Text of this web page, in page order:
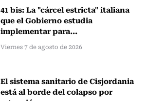
41 bis: La "cárcel estricta" italiana
que el Gobierno estudia
implementar para...
Viernes 7 de agosto de 2026
El sistema sanitario de Cisjordania
está al borde del colapso por